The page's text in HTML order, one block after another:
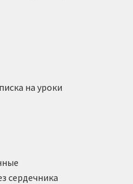
на уроки
сердечника